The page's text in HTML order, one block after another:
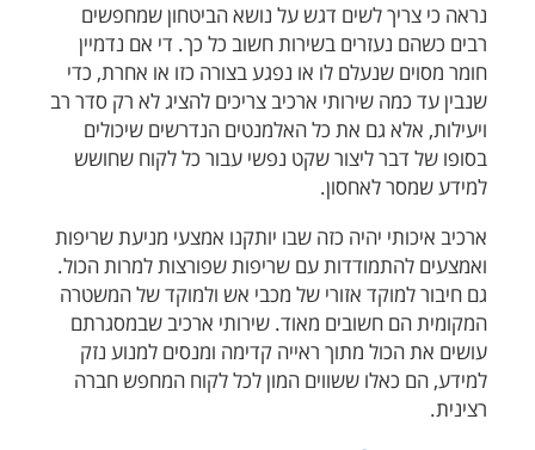
נראה כי צריך לשים דגש על נושא הביטחון שמחפשים
רבים כשהם נעזרים בשירות חשוב כל כך. די אם נדמיין
חומר מסוים שנעלם לו או נפגע בצורה כזו או אחרת, כדי
שנבין עד כמה שירותי ארכיב צריכים להציג לא רק סדר רב
ויעילות, אלא גם את כל האלמנטים הנדרשים שיכולים
בסופו של דבר ליצור שקט נפשי עבור כל לקוח שחושש
למידע שמסר לאחסון.
ארכיב איכותי יהיה כזה שבו יותקנו אמצעי מניעת שריפות
ואמצעים להתמודדות עם שריפות שפורצות למרות הכול.
גם חיבור למוקד אזורי של מכבי אש ולמוקד של המשטרה
המקומית הם חשובים מאוד. שירותי ארכיב שבמסגרתם
עושים את הכול מתוך ראייה קדימה ומנסים למנוע נזק
למידע, הם כאלו ששווים המון לכל לקוח המחפש חברה
רצינית.